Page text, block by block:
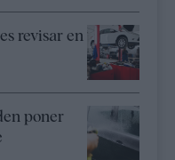
revisar en
poner